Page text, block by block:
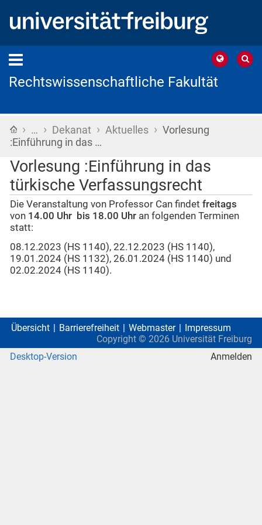
Rechtswissenschaftliche Fakultät
Startseite
› … › Dekanat › Aktuelles › Vorlesung
:Einführung in das …
Vorlesung :Einführung in das
türkische Verfassungsrecht
Die Veranstaltung von Professor Can findet freitags
von 14.00 Uhr bis 18.00 Uhr an folgenden Terminen
statt:
08.12.2023 (HS 1140), 22.12.2023 (HS 1140),
19.01.2024 (HS 1132), 26.01.2024 (HS 1140) und
02.02.2024 (HS 1140).
Übersicht Barrierefreiheit Webmaster
Impressum
Copyright © 2026 Universität Freiburg
Desktop-Version
Anmelden